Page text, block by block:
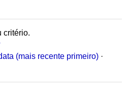
critério.
(mais recente primeiro) ·